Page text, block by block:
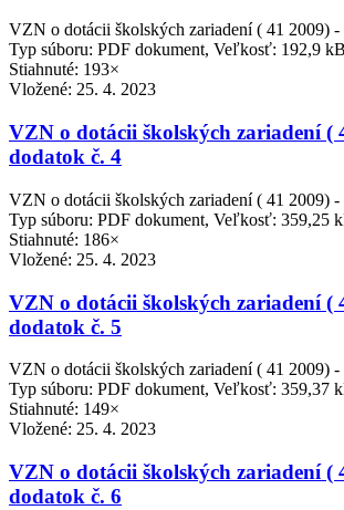
VZN o dotácii školských zariadení ( 41 2009)
Typ súboru: PDF dokument, Veľkosť: 192,9 kB
Stiahnuté: 193×
Vložené: 25. 4. 2023
VZN o dotácii školských zariadení (
dodatok č. 4
VZN o dotácii školských zariadení ( 41 2009)
Typ súboru: PDF dokument, Veľkosť: 359,25
Stiahnuté: 186×
Vložené: 25. 4. 2023
VZN o dotácii školských zariadení (
dodatok č. 5
VZN o dotácii školských zariadení ( 41 2009)
Typ súboru: PDF dokument, Veľkosť: 359,37
Stiahnuté: 149×
Vložené: 25. 4. 2023
VZN o dotácii školských zariadení (
dodatok č. 6